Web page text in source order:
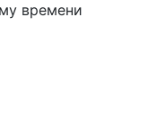
времени